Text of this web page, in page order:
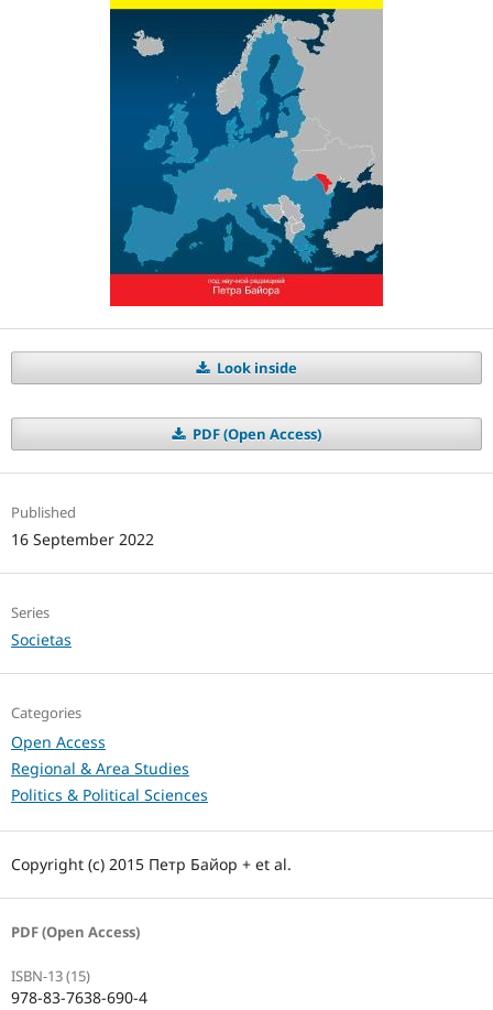
Look inside
PDF (Open Access)
Published
16 September 2022
Series
Societas
Categories
Open Access
Regional & Area Studies
Politics & Political Sciences
Copyright (c) 2015 Петр Байор + et al.
PDF (Open Access)
ISBN-13 (15)
978-83-7638-690-4